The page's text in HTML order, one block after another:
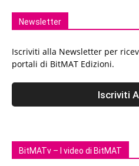
Newsletter
Iscriviti alla Newsletter per
portali di BitMAT Edizioni.
BitMATv – I video di BitMAT